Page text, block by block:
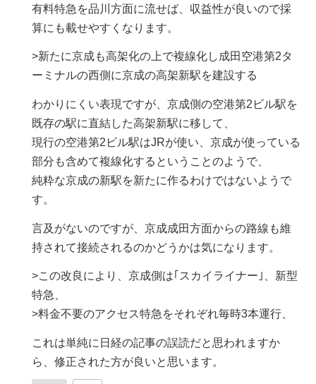
有料特急を品川方面に流せば、収益性が良いので採
算にも載せやすくなります。
>新たに京成も高架化の上で複線化し成田空港第2タ
ーミナルの西側に京成の高架新駅を建設する
わかりにくい表現ですが、京成側の空港第2ビル駅を
既存の駅に直結した高架新駅に移して、
現行の空港第2ビル駅はJRが使い、京成が使っている
部分も含めて複線化するということのようで、
純粋な京成の新駅を新たに作るわけではないようで
す。
言及がないのですが、京成成田方面からの路線も維
持されて接続されるのかどうかは気になります。
>この改良により、京成側は｢スカイライナー｣、新型
特急、
>料金不要のアクセス特急をそれぞれ毎時3本運行、
これは単純に日経の記事の誤読だと思われますか
ら、修正された方が良いと思います。